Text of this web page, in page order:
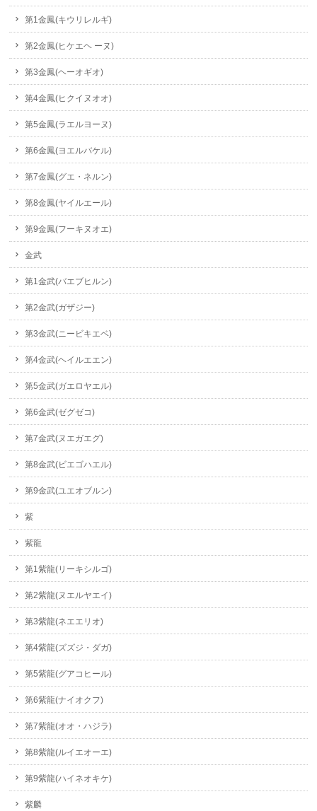
第1金鳳(キウリレルギ)
第2金鳳(ヒケエヘ ーヌ)
第3金鳳(ヘーオギオ)
第4金鳳(ヒクイヌオオ)
第5金鳳(ラエルヨーヌ)
第6金鳳(ヨエルバケル)
第7金鳳(グエ・ネルン)
第8金鳳(ヤイルエール)
第9金鳳(フーキヌオエ)
金武
第1金武(バエブヒルン)
第2金武(ガザジー)
第3金武(ニービキエベ)
第4金武(ヘイルエエン)
第5金武(ガエロヤエル)
第6金武(ゼグゼコ)
第7金武(ヌエガエグ)
第8金武(ビエゴハエル)
第9金武(ユエオブルン)
紫
紫龍
第1紫龍(リーキシルゴ)
第2紫龍(ヌエルヤエイ)
第3紫龍(ネエエリオ)
第4紫龍(ズズジ・ダガ)
第5紫龍(グアコヒール)
第6紫龍(ナイオクフ)
第7紫龍(オオ・ハジラ)
第8紫龍(ルイエオーエ)
第9紫龍(ハイネオキケ)
紫麟